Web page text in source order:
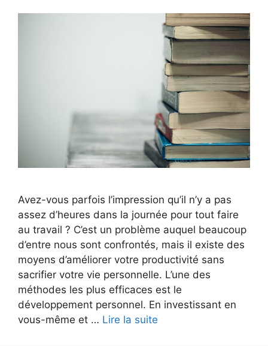
Avez-vous parfois l’impression qu’il n’y a pas
assez d’heures dans la journée pour tout faire
au travail ? C’est un problème auquel beaucoup
d’entre nous sont confrontés, mais il existe des
moyens d’améliorer votre productivité sans
sacrifier votre vie personnelle. L’une des
méthodes les plus efficaces est le
développement personnel. En investissant en
vous-même et … Lire la suite